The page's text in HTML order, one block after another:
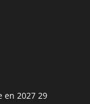
en 2027 29